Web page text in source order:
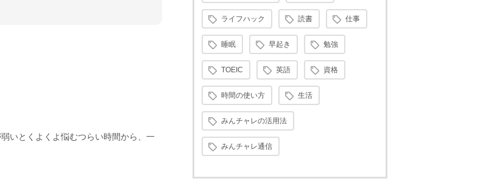
いとくよくよ悩むつらい時間から、一
ライフハック 読書 仕事
睡眠 早起き 勉強
TOEIC 英語 資格
時間の使い方 生活
みんチャレの活用法
みんチャレ通信